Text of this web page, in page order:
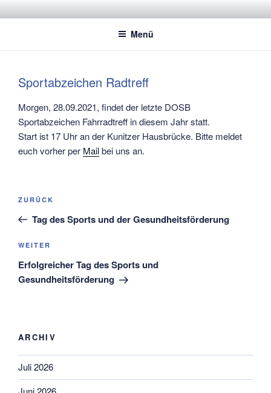
InhaltSTADTSPORTBUND JENA E.V.
Dachverband der Jenaer Sportvereine
Menü
Sportabzeichen Radtreff
Morgen, 28.09.2021, findet der letzte DOSB
Sportabzeichen Fahrradtreff in diesem Jahr statt.
Start ist 17 Uhr an der Kunitzer Hausbrücke. Bitte meldet
euch vorher per Mailbei uns an.
Beitragsnavigation
Vorheriger
Beitrag
ZURÜCK
Tag des Sports und der Gesundheitsförderung
Nächster
Beitrag
WEITER
Erfolgreicher Tag des Sports und
Gesundheitsförderung
ARCHIV
Juli 2026